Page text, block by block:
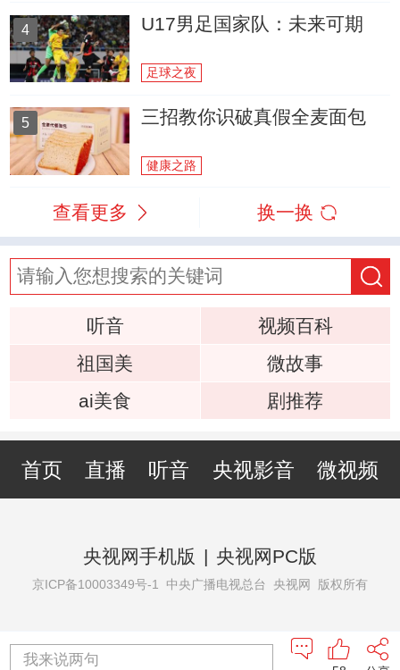
4 U17男足国家队：未来可期
足球之夜
5 三招教你识破真假全麦面包
健康之路
查看更多 换一换
听音
视频百科
祖国美
微故事
ai美食
剧推荐
首页 直播 听音 央视影音 微视频
央视网手机版 | 央视网PC版
京ICP备10003349号-1 中央广播电视总台 央视网 版权所有
我来说两句